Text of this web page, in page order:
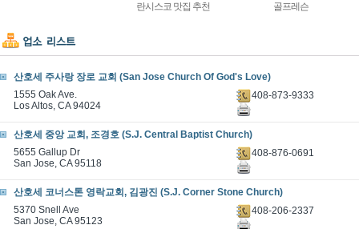
란시스코 맛집 추천
골프레슨
산호세 주사랑 장로 교회 (San Jose Church Of God's Love)
1555 Oak Ave.
Los Altos, CA 94024
408-873-9333
산호세 중앙 교회, 조경호 (S.J. Central Baptist Church)
5655 Gallup Dr
San Jose, CA 95118
408-876-0691
산호세 코너스톤 영락교회, 김광진 (S.J. Corner Stone Church)
5370 Snell Ave
San Jose, CA 95123
408-206-2337